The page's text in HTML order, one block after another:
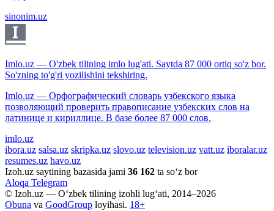
sinonim.uz
Imlo.uz — O'zbek tilining imlo lug'ati. Saytda 87 000 ortiq so'z bor.
So'zning to'g'ri yozilishini tekshiring.
Imlo.uz — Орфографический словарь узбекского языка
позволяющий проверить правописание узбекских слов на
латинице и кириллице. В базе более 87 000 слов.
imlo.uz
ibora.uz salsa.uz skripka.uz slovo.uz television.uz vatt.uz iboralar.uz
resumes.uz havo.uz
Izoh.uz saytining bazasida jami 36 162 ta so‘z bor
Aloqa Telegram
© Izoh.uz — O‘zbek tilining izohli lug‘ati, 2014–2026
Obuna va GoodGroup loyihasi. 18+